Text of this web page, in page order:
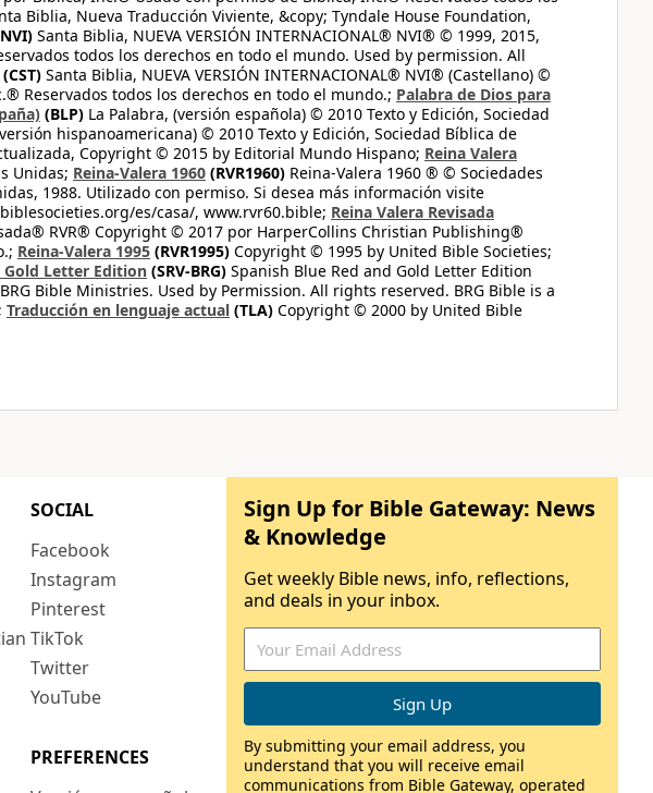
Biblia, Nueva Traducción Viviente, &copy; Tyndale House Foundation,
Santa Biblia, NUEVA VERSIÓN INTERNACIONAL® NVI® © 1999, 2015,
todos los derechos en todo el mundo. Used by permission. All
(CST) Santa Biblia, NUEVA VERSIÓN INTERNACIONAL® NVI® (Castellano) ©
Reservados todos los derechos en todo el mundo.; Palabra de Dios para
(BLP) La Palabra, (versión española) © 2010 Texto y Edición, Sociedad
hispanoamericana) © 2010 Texto y Edición, Sociedad Bíblica de
Copyright © 2015 by Editorial Mundo Hispano; Reina Valera
Unidas; Reina-Valera 1960 (RVR1960) Reina-Valera 1960 ® © Sociedades
1988. Utilizado con permiso. Si desea más información visite
es/casa/, www.rvr60.bible; Reina Valera Revisada
RVR® Copyright © 2017 por HarperCollins Christian Publishing®
Reina-Valera 1995 (RVR1995) Copyright © 1995 by United Bible Societies;
Gold Letter Edition (SRV-BRG) Spanish Blue Red and Gold Letter Edition
Bible Ministries. Used by Permission. All rights reserved. BRG Bible is a
Traducción en lenguaje actual (TLA) Copyright © 2000 by United Bible
SOCIAL
Facebook
Instagram
Pinterest
TikTok
Twitter
YouTube
PREFERENCES
Sign Up for Bible Gateway: News
& Knowledge
Get weekly Bible news, info, reflections,
and deals in your inbox.
By submitting your email address, you
understand that you will receive email
communications from Bible Gateway, operated